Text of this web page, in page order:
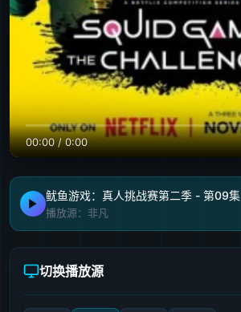
00:00/0:00
鱿鱼游戏：真人挑战赛第二季 - 第09集
播放源：非凡
切换播放源